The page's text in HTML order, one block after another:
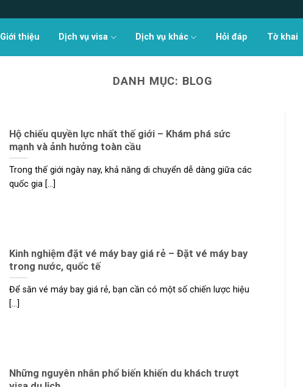
Giới thiệu Dịch vụ visa Dịch vụ khác Hỏi đáp Tờ khai
DANH MỤC: BLOG
Hộ chiếu quyền lực nhất thế giới – Khám phá sức
mạnh và ảnh hưởng toàn cầu
Trong thế giới ngày nay, khả năng di chuyển dễ dàng giữa các
quốc gia [...]
Kinh nghiệm đặt vé máy bay giá rẻ – Đặt vé máy bay
trong nước, quốc tế
Để săn vé máy bay giá rẻ, bạn cần có một số chiến lược hiệu
[...]
Những nguyên nhân phổ biến khiến du khách trượt